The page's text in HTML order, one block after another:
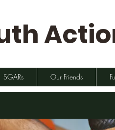
SGARs Our Friends